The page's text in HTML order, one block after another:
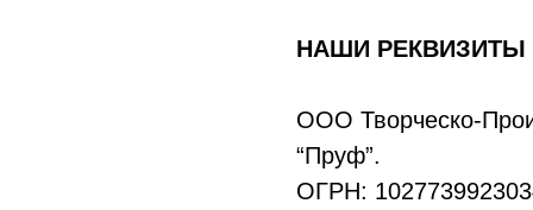
НАШИ РЕКВИЗИТЫ
ООО Творческо-
“Пруф”.
ОГРН: